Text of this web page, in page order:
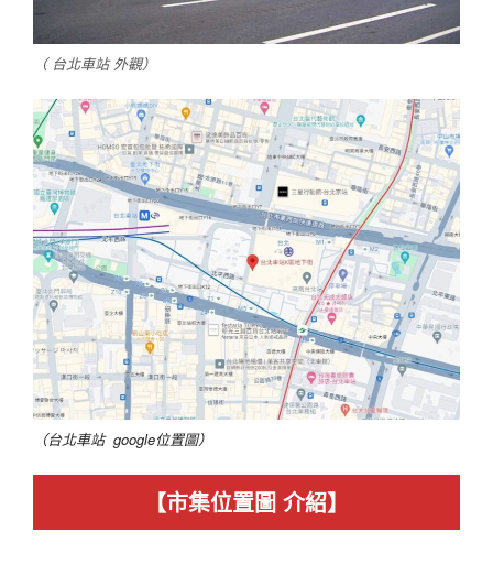
（ 台北車站 外觀）
（台北車站 google位置圖）
【市集位置圖 介紹】